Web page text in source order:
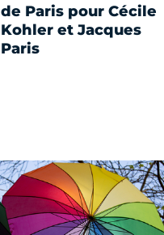
de Paris pour Cécile
Kohler et Jacques
Paris